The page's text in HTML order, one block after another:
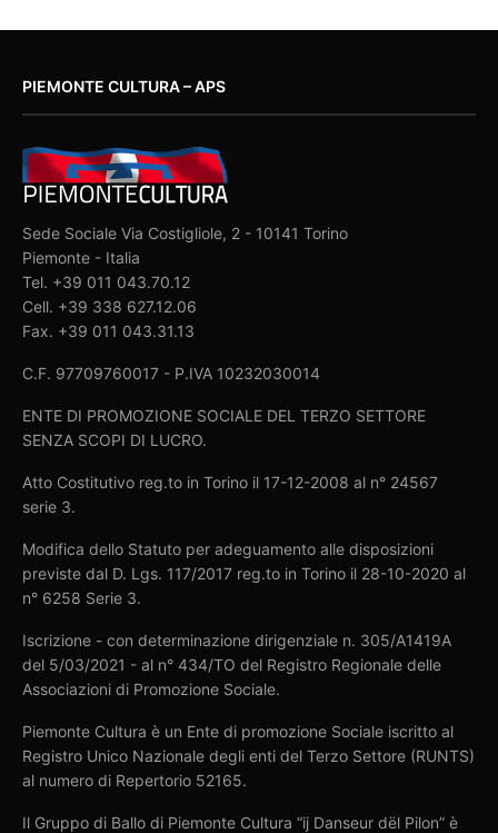
PIEMONTE CULTURA – APS
Sede Sociale Via Costigliole, 2 - 10141 Torino
Piemonte - Italia
Tel. +39 011 043.70.12
Cell. +39 338 627.12.06
Fax. +39 011 043.31.13
C.F. 97709760017 - P.IVA 10232030014
ENTE DI PROMOZIONE SOCIALE DEL TERZO SETTORE
SENZA SCOPI DI LUCRO.
Atto Costitutivo reg.to in Torino il 17-12-2008 al n° 24567
serie 3.
Modifica dello Statuto per adeguamento alle disposizioni
previste dal D. Lgs. 117/2017 reg.to in Torino il 28-10-2020 al
n° 6258 Serie 3.
Iscrizione - con determinazione dirigenziale n. 305/A1419A
del 5/03/2021 - al n° 434/TO del Registro Regionale delle
Associazioni di Promozione Sociale.
Piemonte Cultura è un Ente di promozione Sociale iscritto al
Registro Unico Nazionale degli enti del Terzo Settore (RUNTS)
al numero di Repertorio 52165.
Il Gruppo di Ballo di Piemonte Cultura “ij Danseur dël Pilon” è